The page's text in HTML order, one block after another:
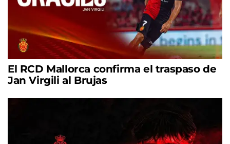
El RCD Mallorca confirma el traspaso de
Jan Virgili al Brujas